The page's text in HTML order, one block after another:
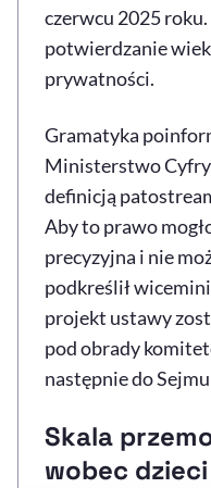
czerwcu 2025
potwierdzanie
prywatności.
Gramatyka
Ministerstwo
definicją
Aby to prawo
precyzyjna i nie
podkreślił
projekt ustawy
pod obrady
następnie do Sejmu
Skala
wobec